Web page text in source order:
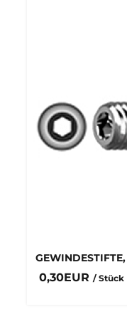
0,30EUR / Stück